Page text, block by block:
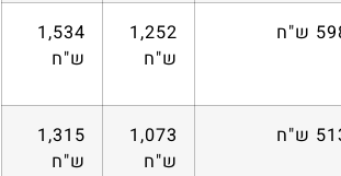
ש"ח
1,252
ש"ח
1,534
ש"ח
ש"ח
1,073
ש"ח
1,315
ש"ח